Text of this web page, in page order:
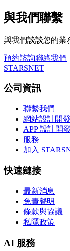
與我們聯繫
與我們談談您的業
預約諮詢聯絡我們
STARSNET
公司資訊
聯繫我們
網站設計開發
APP 設計開發
服務
加入
快速鏈接
最新消息
免責聲明
條款與協議
私隱政策
AI 服務